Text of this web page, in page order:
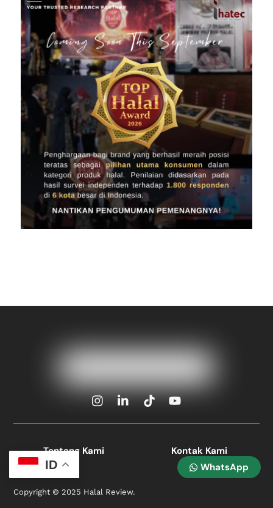
WhatsApp
Icon
Icon
Icon
Icon
Tentang Kami Kontak Kami
Copyright © 2025 Halal Review.
ID